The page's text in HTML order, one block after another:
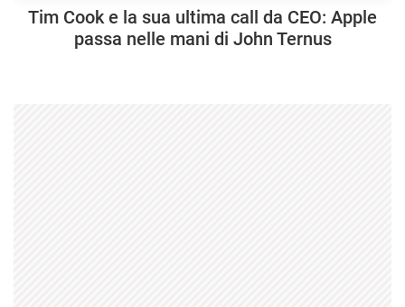
Tim Cook e la sua ultima call da CEO: Apple
passa nelle mani di John Ternus